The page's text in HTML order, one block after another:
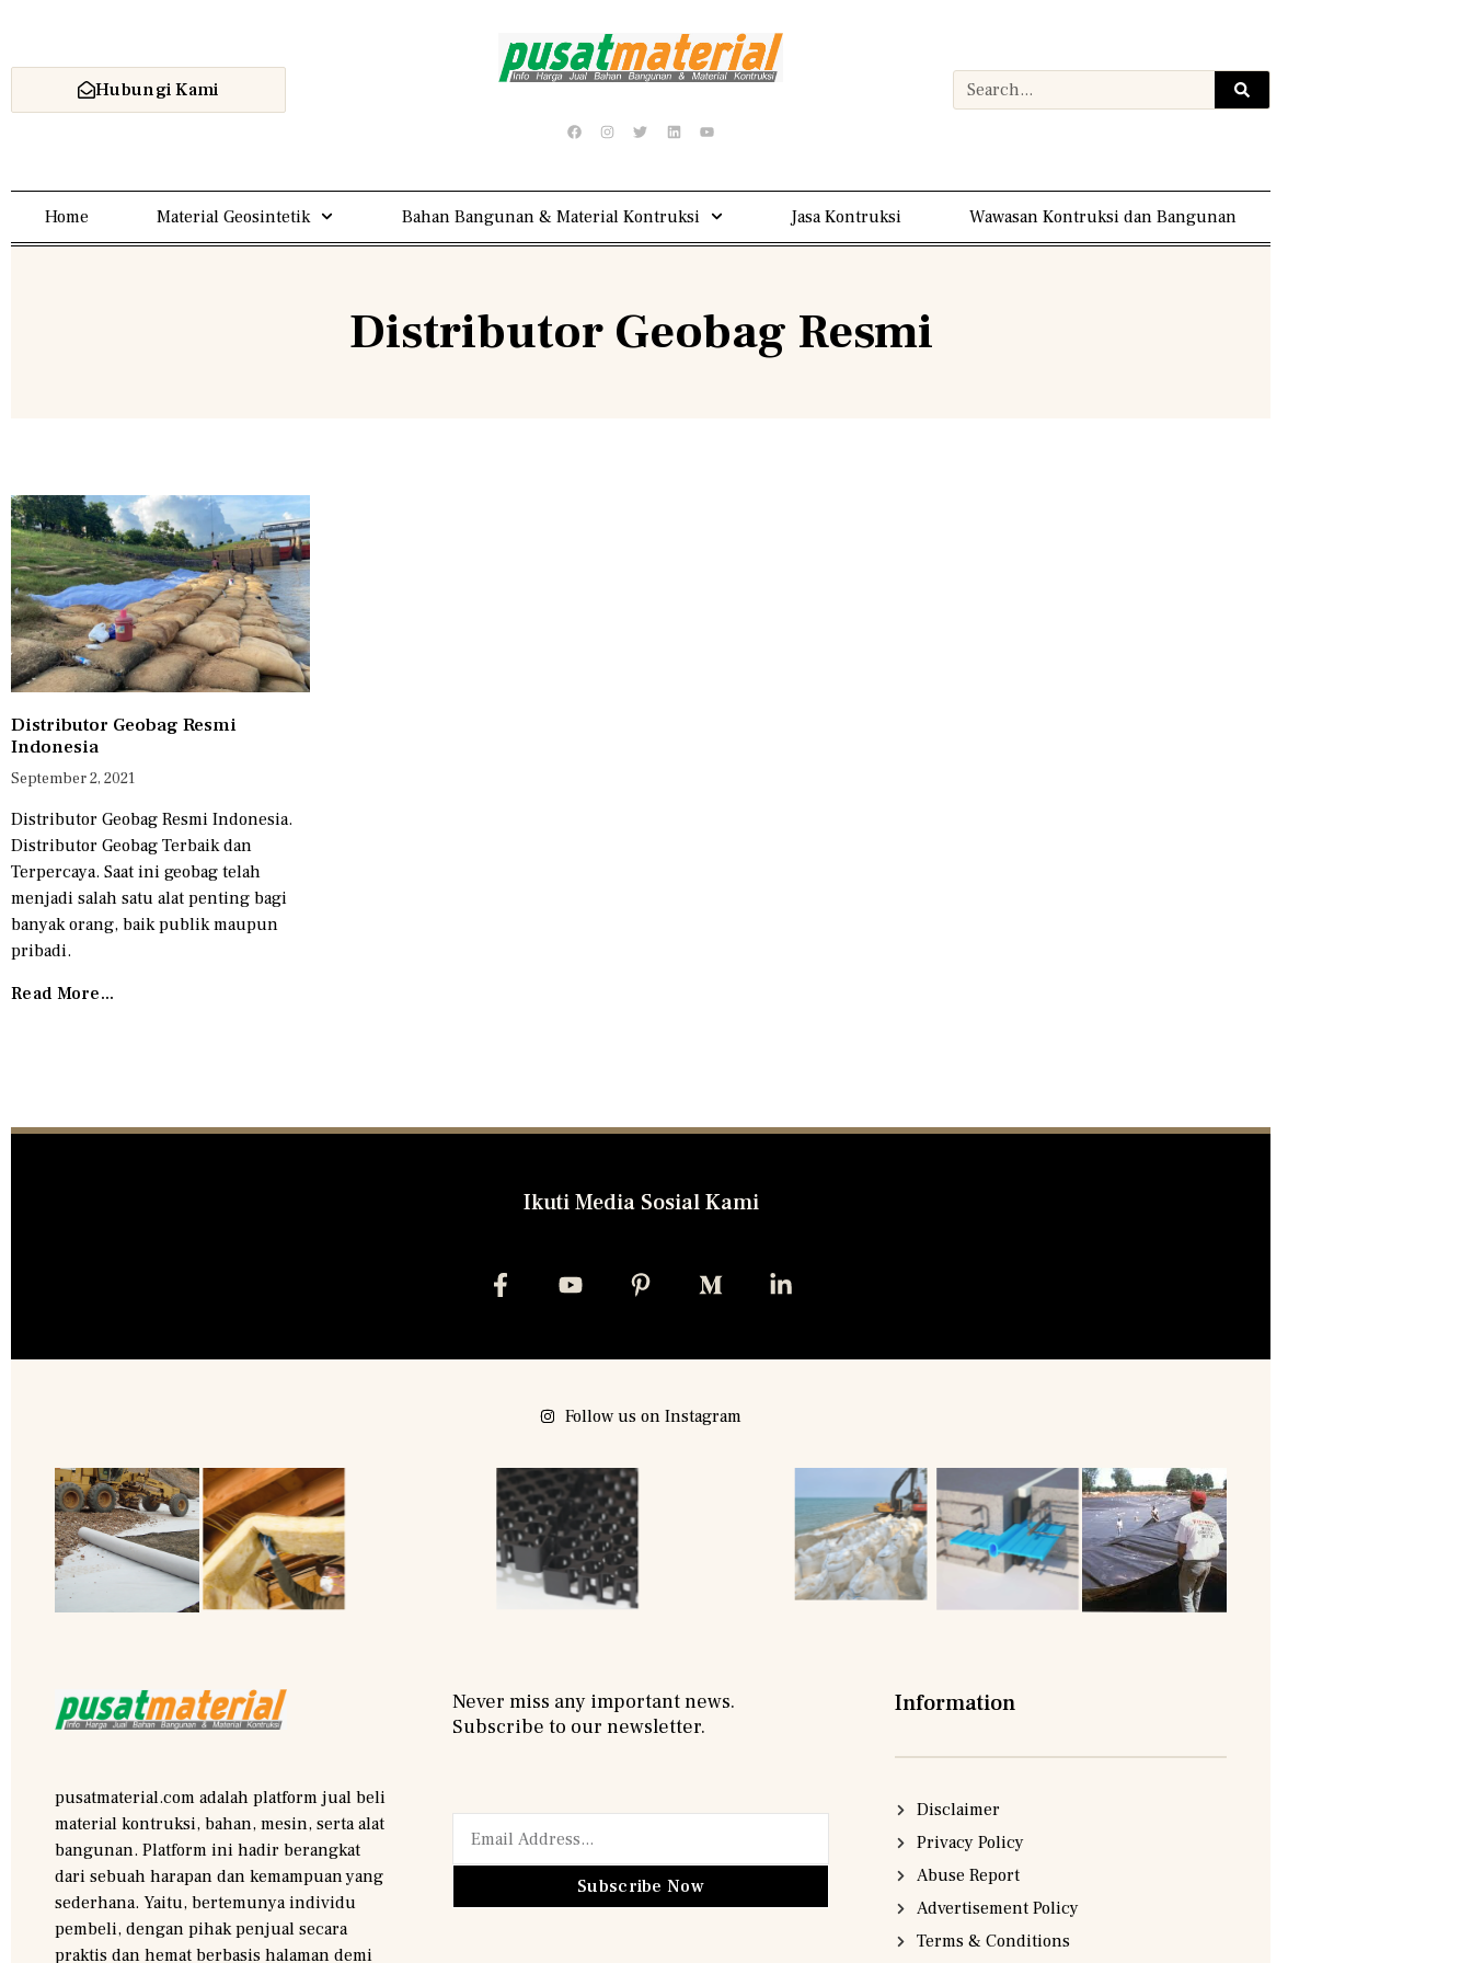
Hubungi Kami
Home Material Geosintetik Bahan Bangunan & Material Kontruksi Jasa Kontruksi Wawasan Kontruksi dan Bangunan
Distributor Geobag Resmi
Distributor Geobag Resmi
Indonesia
September 2, 2021
Distributor Geobag Resmi Indonesia.
Distributor Geobag Terbaik dan
Terpercaya. Saat ini geobag telah
menjadi salah satu alat penting bagi
banyak orang, baik publik maupun
pribadi.
Read More...
Ikuti Media Sosial Kami
Follow us on Instagram
pusatmaterial.com adalah platform jual beli
material kontruksi, bahan, mesin, serta alat
bangunan. Platform ini hadir berangkat
dari sebuah harapan dan kemampuan yang
sederhana. Yaitu, bertemunya individu
pembeli, dengan pihak penjual secara
praktis dan hemat berbasis halaman demi
Never miss any important news.
Subscribe to our newsletter.
Subscribe Now
Information
Disclaimer
Privacy Policy
Abuse Report
Advertisement Policy
Terms & Conditions